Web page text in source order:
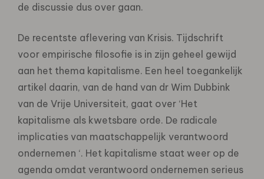
de discussie dus over gaan.
De recentste aflevering van Krisis. Tijdschrift
voor empirische filosofie is in zijn geheel gewijd
aan het thema kapitalisme. Een heel toegankelijk
artikel daarin, van de hand van dr Wim Dubbink
van de Vrije Universiteit, gaat over ‘Het
kapitalisme als kwetsbare orde. De radicale
implicaties van maatschappelijk verantwoord
ondernemen ‘. Het kapitalisme staat weer op de
agenda omdat verantwoord ondernemen serieus